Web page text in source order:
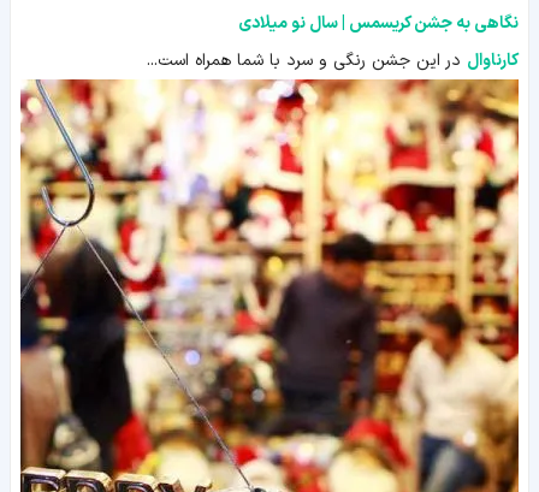
نگاهی به جشن کریسمس | سال نو میلادی
کارناوال در این جشن رنگی و سرد با شما همراه است...